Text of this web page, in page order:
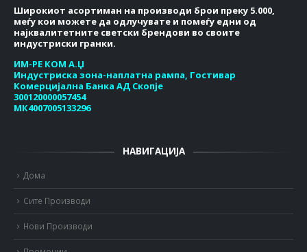
Широкиот асортиман на производи брои преку 5.000,
меѓу кои можете да одлучувате и помеѓу едни од
најквалитетните светски брендови во своите
индустриски гранки.
ИМ-РЕ КОМ А.Џ
Индустриска зона-наплатна рампа, Гостивар
Комерцијална Банка АД Скопје
300120000057454
МК4007005133296
НАВИГАЦИЈА
Дома
Сите Производи
Нови Производи